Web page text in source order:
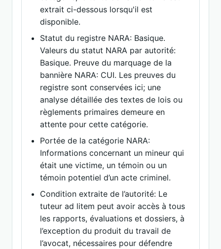
extrait ci-dessous lorsqu'il est
disponible.
Statut du registre NARA: Basique.
Valeurs du statut NARA par autorité:
Basique. Preuve du marquage de la
bannière NARA: CUI. Les preuves du
registre sont conservées ici; une
analyse détaillée des textes de lois ou
règlements primaires demeure en
attente pour cette catégorie.
Portée de la catégorie NARA:
Informations concernant un mineur qui
était une victime, un témoin ou un
témoin potentiel d’un acte criminel.
Condition extraite de l’autorité: Le
tuteur ad litem peut avoir accès à tous
les rapports, évaluations et dossiers, à
l’exception du produit du travail de
l’avocat, nécessaires pour défendre